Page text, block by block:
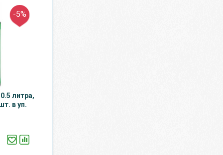
-5%
литра,
в уп.